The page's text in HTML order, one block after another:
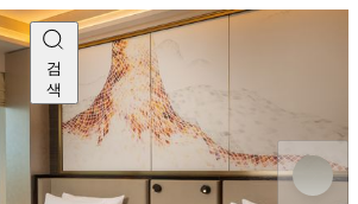
검
색